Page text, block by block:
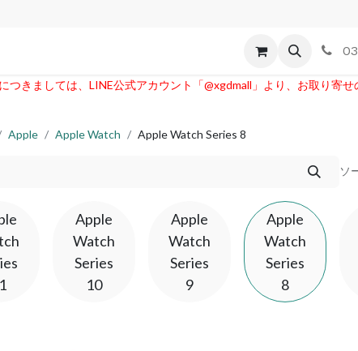
不良交換規定 ゲーム機
つきましては、LINE公式アカウント「@xgdmall」より、お取り寄せ
Apple Apple Watch Apple Watch Series 8
ソ
Apple
Watch
Series
10
Apple
Watch
Series
9
Apple
Watch
Series
8